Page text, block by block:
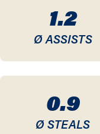
1.2
Ø ASSISTS
0.9
Ø STEALS